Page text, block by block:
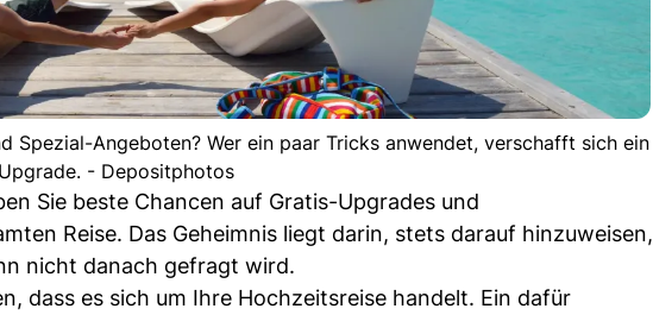
Spezial-Angeboten? Wer ein paar Tricks anwendet, verschafft sich ein
Upgrade. - Depositphotos
Sie beste Chancen auf Gratis-Upgrades und
Reise. Das Geheimnis liegt darin, stets darauf hinzuweisen,
nicht danach gefragt wird.
dass es sich um Ihre Hochzeitsreise handelt. Ein dafür